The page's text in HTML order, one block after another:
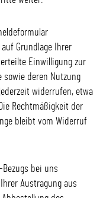
Grundlage Ihrer
erteilte Einwilligung zur
sowie deren Nutzung
widerrufen, etwa
Rechtmäßigkeit der
bleibt vom Widerruf
bei uns
Austragung aus